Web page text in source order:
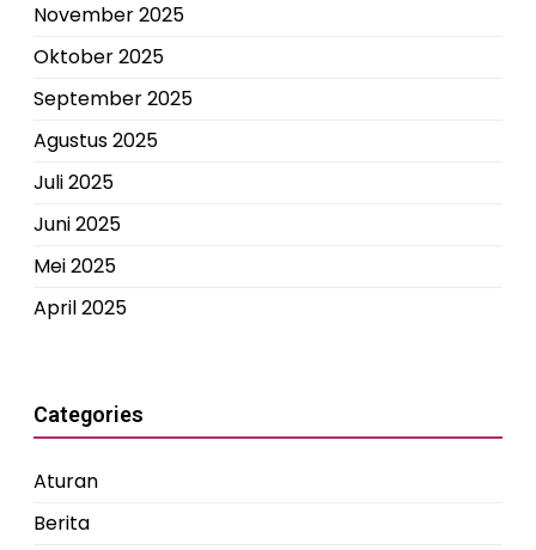
November 2025
Oktober 2025
September 2025
Agustus 2025
Juli 2025
Juni 2025
Mei 2025
April 2025
Categories
Aturan
Berita